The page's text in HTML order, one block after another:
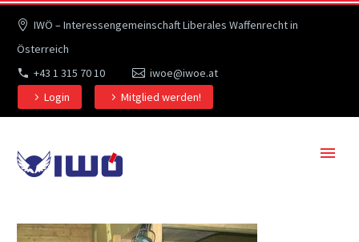
IWÖ – Interessengemeinschaft Liberales Waffenrecht in
Österreich
+43 1 315 70 10
iwoe@iwoe.at
Login
Mitglied werden!